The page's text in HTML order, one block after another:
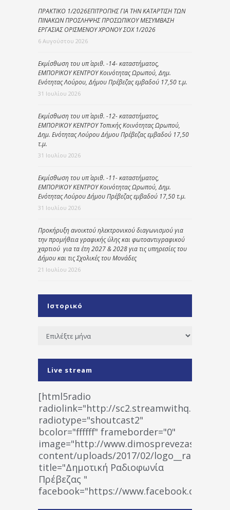
ΠΡΑΚΤΙΚΟ 1/2026ΕΠΙΤΡΟΠΗΣ ΓΙΑ ΤΗΝ ΚΑΤΑΡΤΙΣΗ ΤΩΝ
ΠΙΝΑΚΩΝ ΠΡΟΣΛΗΨΗΣ ΠΡΟΣΩΠΙΚΟΥ ΜΕΣΥΜΒΑΣΗ
ΕΡΓΑΣΙΑΣ ΟΡΙΣΜΕΝΟΥ ΧΡΟΝΟΥ ΣΟΧ 1/2026
6 Αυγούστου 2026
Εκμίσθωση του υπ΄ αριθ. -14- καταστήματος,
ΕΜΠΟΡΙΚΟΥ ΚΕΝΤΡΟΥ Κοινότητας Ωρωπού, Δημ.
Ενότητας Λούρου, Δήμου Πρέβεζας εμβαδού 17,50 τ.μ.
31 Ιουλίου 2026
Εκμίσθωση του υπ΄ αριθ. -12- καταστήματος,
ΕΜΠΟΡΙΚΟΥ ΚΕΝΤΡΟΥ Τοπικής Κοινότητας Ωρωπού,
Δημ. Ενότητας Λούρου Δήμου Πρέβεζας εμβαδού 17,50
τ.μ.
31 Ιουλίου 2026
Εκμίσθωση του υπ΄ αριθ. -11- καταστήματος,
ΕΜΠΟΡΙΚΟΥ ΚΕΝΤΡΟΥ Κοινότητας Ωρωπού, Δημ.
Ενότητας Λούρου Δήμου Πρέβεζας εμβαδού 17,50 τ.μ.
31 Ιουλίου 2026
Προκήρυξη ανοικτού ηλεκτρονικού διαγωνισμού για
την προμήθεια γραφικής ύλης και φωτοαντιγραφικού
χαρτιού για τα έτη 2027 & 2028 για τις υπηρεσίες του
Δήμου και τις Σχολικές του Μονάδες
21 Ιουλίου 2026
Ιστορικό
Ιστορικό
Live stream
[html5radio
radiolink="http://
radiotype="shoutcast2"
bcolor="ffffff" frameborder="0"
image="http://www.dimosprevezas.gr/wp-
content/uploads/2017/02/
title="Δημοτική Ραδιοφωνία
Πρέβεζας "
facebook="https://www.facebook.com/